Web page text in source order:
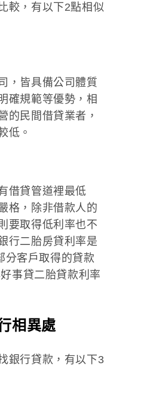
較，有以下2點相似
，皆具備公司體質
確規範等優勢，相
的民間借貸業者，
低。
借貸管道裡最低
格，除非借款人的
要取得低利率也不
行二胎房貸利率是
分客戶取得的貸款
事貸二胎貸款利率
相異處
銀行貸款，有以下3